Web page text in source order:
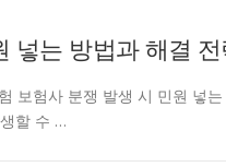
넣는 방법과 해결
보험사 분쟁 발생 시 민원 넣
할 수 …